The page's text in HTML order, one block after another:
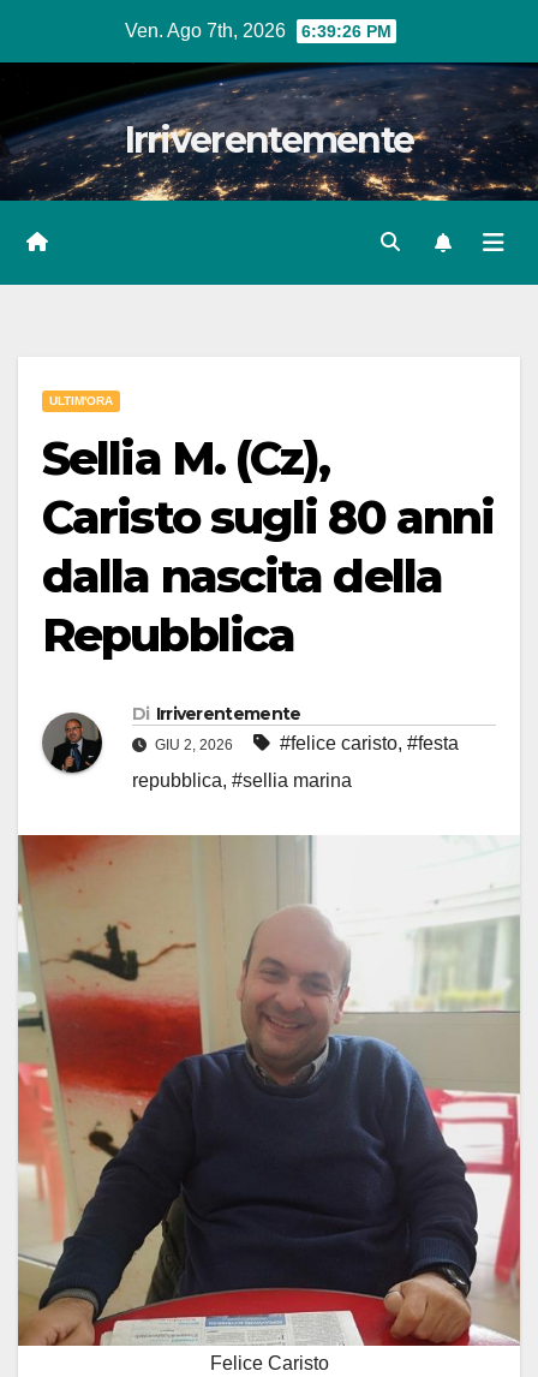
Ven. Ago 7th, 2026 6:39:27 PM
Irriverentemente
ULTIM'ORA
Sellia M. (Cz),
Caristo sugli 80 anni
dalla nascita della
Repubblica
Di Irriverentemente
GIU 2, 2026 #felice caristo, #festa
repubblica, #sellia marina
Felice Caristo